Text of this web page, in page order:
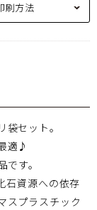
刷方法
セット。
適♪
す。
石資源への依存
スプラスチック